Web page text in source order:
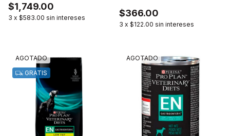
$1,749.00
3 x $583.00 sin intereses $366.00
3 x $122.00 sin intereses
AGOTADO
GRATIS
AGOTADO